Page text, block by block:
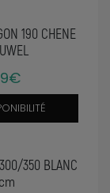
190 CHENE
350 BLANC